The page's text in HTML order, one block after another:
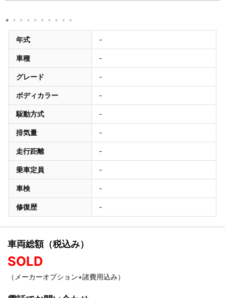
年式 -
車種 -
グレード -
ボディカラー -
駆動方式 -
排気量 -
走行距離 -
乗車定員 -
車検 -
修復歴 -
車両総額（税込み）
SOLD
（メーカーオプション+諸費用込み）